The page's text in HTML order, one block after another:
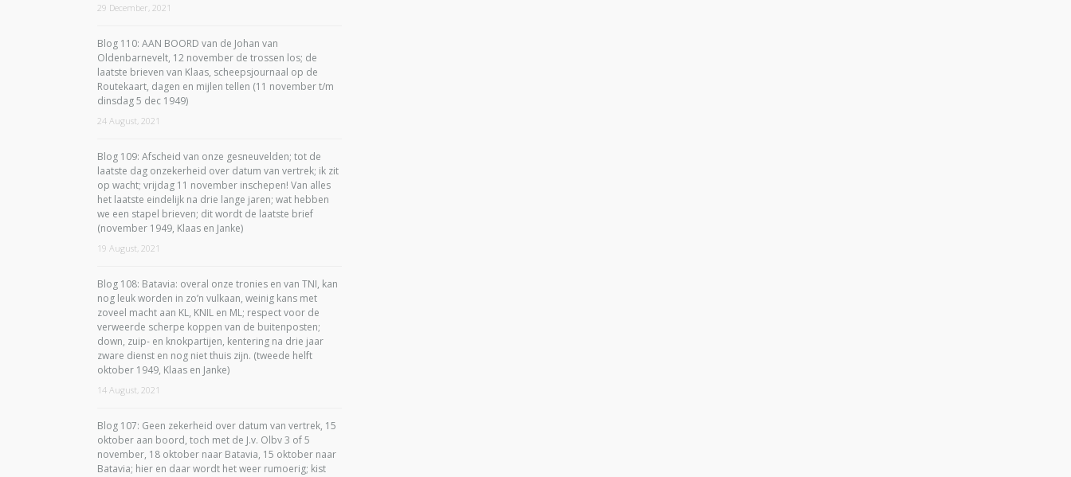
29 December, 2021
Blog 110: AAN BOORD van de Johan van
Oldenbarnevelt, 12 november de trossen los; de
laatste brieven van Klaas, scheepsjournaal op de
Routekaart, dagen en mijlen tellen (11 november t/m
dinsdag 5 dec 1949)
24 August, 2021
Blog 109: Afscheid van onze gesneuvelden; tot de
laatste dag onzekerheid over datum van vertrek; ik zit
op wacht; vrijdag 11 november inschepen! Van alles
het laatste eindelijk na drie lange jaren; wat hebben
we een stapel brieven; dit wordt de laatste brief
(november 1949, Klaas en Janke)
19 August, 2021
Blog 108: Batavia: overal onze tronies en van TNI, kan
nog leuk worden in zo’n vulkaan, weinig kans met
zoveel macht aan KL, KNIL en ML; respect voor de
verweerde scherpe koppen van de buitenposten;
down, zuip- en knokpartijen, kentering na drie jaar
zware dienst en nog niet thuis zijn. (tweede helft
oktober 1949, Klaas en Janke)
14 August, 2021
Blog 107: Geen zekerheid over datum van vertrek, 15
oktober aan boord, toch met de J.v. Olbv 3 of 5
november, 18 oktober naar Batavia, 15 oktober naar
Batavia; hier en daar wordt het weer rumoerig; kist